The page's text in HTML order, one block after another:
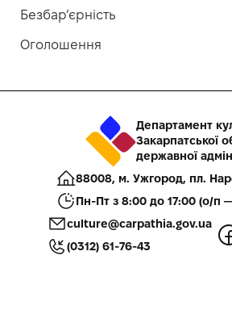
Безбар’єрність
Оголошення
Департамент
Закарпатської
державної
88008, м. Ужгород, пл.
Пн-Пт з 8:00 до 17:00 (о/п
culture@carpathia.gov.ua
(0312) 61-76-43